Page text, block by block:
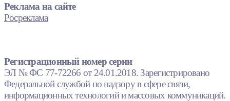
Реклама на сайте
Росреклама
Регистрационный номер серии
ЭЛ № ФС 77-72266 от 24.01.2018. Зарегистрировано
Федеральной службой по надзору в сфере связи,
информационных технологий и массовых коммуникаций.